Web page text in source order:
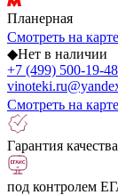
Планерная
Смотреть на карте
◆Нет в наличии
+7 (499) 500-19-48
Смотреть на карте
Гарантия качества
под контролем